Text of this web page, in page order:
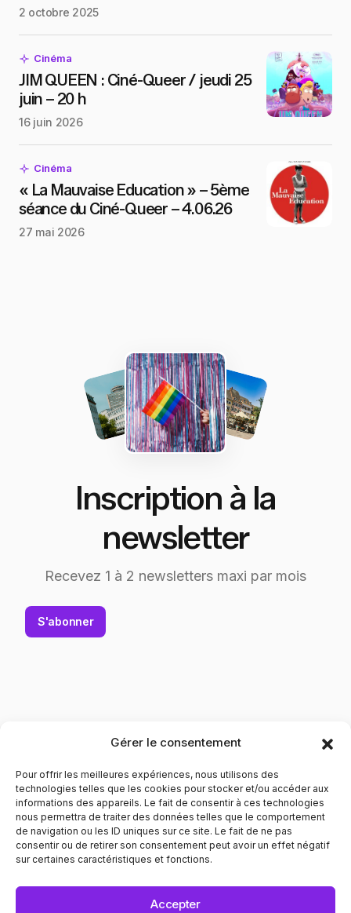
Gérer le consentement
Pour offrir les meilleures expériences, nous utilisons des
technologies telles que les cookies pour stocker et/ou accéder aux
informations des appareils. Le fait de consentir à ces technologies
nous permettra de traiter des données telles que le comportement
de navigation ou les ID uniques sur ce site. Le fait de ne pas
consentir ou de retirer son consentement peut avoir un effet négatif
sur certaines caractéristiques et fonctions.
Accepter
2 octobre 2025
Cinéma
JIM QUEEN : Ciné-Queer / jeudi 25
juin – 20 h
16 juin 2026
Cinéma
« La Mauvaise Education » – 5ème
séance du Ciné-Queer – 4.06.26
27 mai 2026
Inscription à la
newsletter
Recevez 1 à 2 newsletters maxi par mois
S'abonner
Contribuer à l'évolution des mentalités pour le respect
envers les personnes LGBTQIA+. Informer et prévenir dans
POLITIQUE DE CONFIDENTIALITÉ